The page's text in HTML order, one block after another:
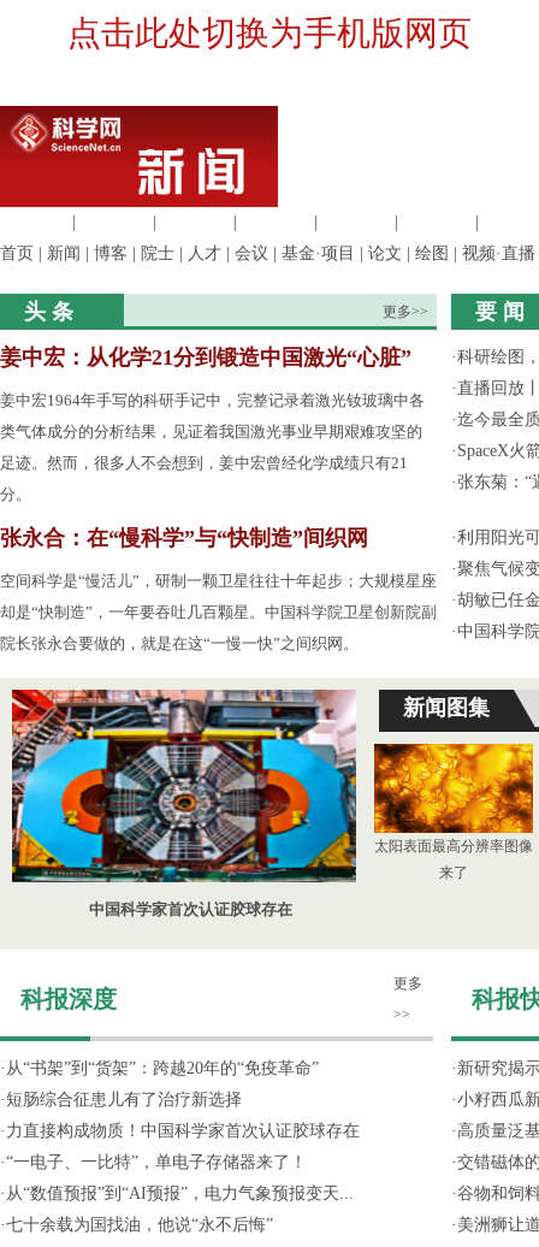
点击此处切换为手机版网页
首页
新闻 博客 院士 人才 会议 基金·项目 论文 绘图 视频·直播
头 条 更多>>
姜中宏：从化学21分到锻造中国激光“心脏”
姜中宏1964年手写的科研手记中，完整记录着激光钕玻璃中各
类气体成分的分析结果，见证着我国激光事业早期艰难攻坚的
足迹。然而，很多人不会想到，姜中宏曾经化学成绩只有21
分。
张永合：在“慢科学”与“快制造”间织网
空间科学是“慢活儿”，研制一颗卫星往往十年起步；大规模星座
却是“快制造”，一年要吞吐几百颗星。中国科学院卫星创新院副
院长张永合要做的，就是在这“一慢一快”之间织网。
要 闻
·科研绘图
·直播回放
·迄今最全
· SpaceX火
·张东菊：“
·利用阳光
·聚焦气候
·胡敏已任
·中国科学
中国科学家首次认证胶球存在
新闻图集
太阳表面最高分辨率图像
来了
科报深度
更多
>>
· 从“书架”到“货架”：跨越20年的“免疫革命”
· 短肠综合征患儿有了治疗新选择
· 力直接构成物质！中国科学家首次认证胶球存在
·“一电子、一比特”，单电子存储器来了！
· 从“数值预报”到“AI预报”，电力气象预报变天...
·七十余载为国找油，他说“永不后悔”
科报
· 新研究揭
·小籽西瓜
· 高质量泛
·交错磁体
·谷物和饲
· 美洲狮让